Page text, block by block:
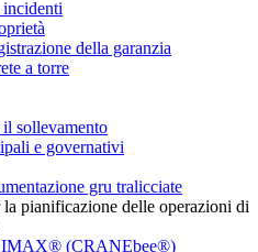
incidenti
della garanzia
a torre
sollevamento
e governativi
gru tralicciate
la pianificazione delle operazioni di
(CRANEbee®)